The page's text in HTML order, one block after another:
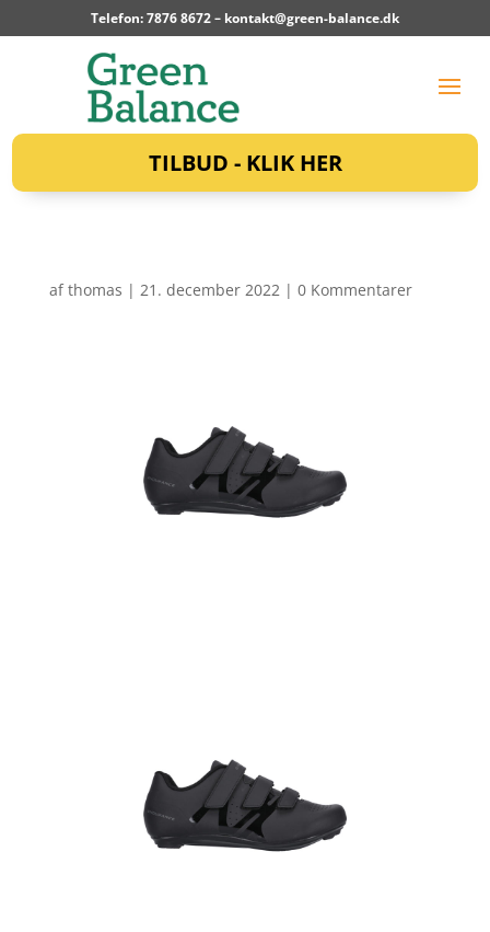
Telefon: 7876 8672 – kontakt@green-balance.dk
TILBUD - KLIK HER
afthomas | 21. december 2022 | 0 Kommentarer